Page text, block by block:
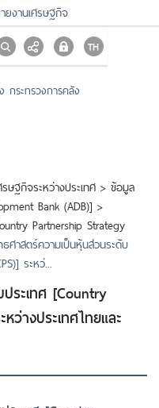
ยงานเศรษฐกิจ
กระทรวงการคลัง
ษฐกิจระหว่างประเทศ > ข้อมูล
Bank (ADB)] >
Partnership Strategy
ศาสตร์ความเป็นหุ้นส่วนระดับ
ระหว่...
ระเทศ [Country
ว่างประเทศไทยและ